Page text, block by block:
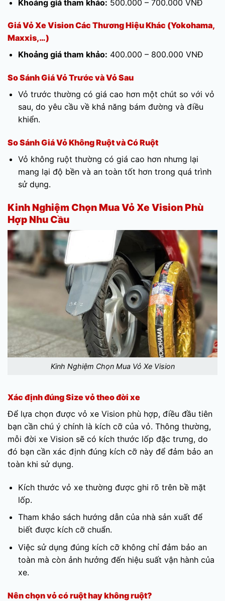
Khoảng giá tham khảo: 500.000 – 700.000 VNĐ
Giá Vỏ Xe Vision Các Thương Hiệu Khác (Yokohama,
Maxxis,…)
Khoảng giá tham khảo: 400.000 – 800.000 VNĐ
So Sánh Giá Vỏ Trước và Vỏ Sau
Vỏ trước thường có giá cao hơn một chút so với vỏ
sau, do yêu cầu về khả năng bám đường và điều
khiển.
So Sánh Giá Vỏ Không Ruột và Có Ruột
Vỏ không ruột thường có giá cao hơn nhưng lại
mang lại độ bền và an toàn tốt hơn trong quá trình
sử dụng.
Kinh Nghiệm Chọn Mua Vỏ Xe Vision Phù
Hợp Nhu Cầu
Kinh Nghiệm Chọn Mua Vỏ Xe Vision
Xác định đúng Size vỏ theo đời xe
Để lựa chọn được vỏ xe Vision phù hợp, điều đầu tiên
bạn cần chú ý chính là kích cỡ của vỏ. Thông thường,
mỗi đời xe Vision sẽ có kích thước lốp đặc trưng, do
đó bạn cần xác định đúng kích cỡ này để đảm bảo an
toàn khi sử dụng.
Kích thước vỏ xe thường được ghi rõ trên bề mặt
lốp.
Tham khảo sách hướng dẫn của nhà sản xuất để
biết được kích cỡ chuẩn.
Việc sử dụng đúng kích cỡ không chỉ đảm bảo an
toàn mà còn ảnh hưởng đến hiệu suất vận hành của
xe.
Nên chọn vỏ có ruột hay không ruột?